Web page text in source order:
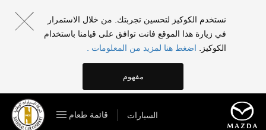
نستخدم الكوكيز لتحسين تجربتك. من خلال الاستمرار
في زيارة هذا الموقع فانت توافق على قيامنا باستخدام
الكوكيز.
اضغط هنا لمزيد من المعلومات .
مفهوم
السيارات قائمة طعام